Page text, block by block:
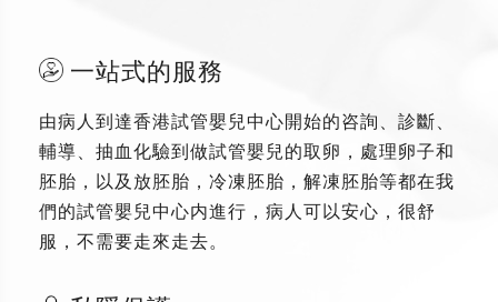
一站式的服務
由病人到達香港試管嬰兒中心開始的咨詢、診斷、
輔導、抽血化驗到做試管嬰兒的取卵，處理卵子和
胚胎，以及放胚胎，冷凍胚胎，解凍胚胎等都在我
們的試管嬰兒中心内進行，病人可以安心，很舒
服，不需要走來走去。